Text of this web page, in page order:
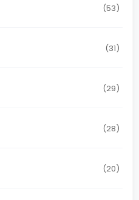
(53)
(31)
(29)
(28)
(20)